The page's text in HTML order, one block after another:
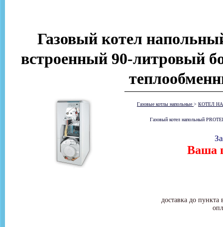
Газовый котел
встроенный 90-литровый
Газовые котлы напольные > КОТЕЛ
Газовый котел напольный
Ваша
доставка до